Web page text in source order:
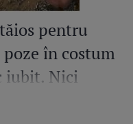
pentru
în costum
iubit. Nici